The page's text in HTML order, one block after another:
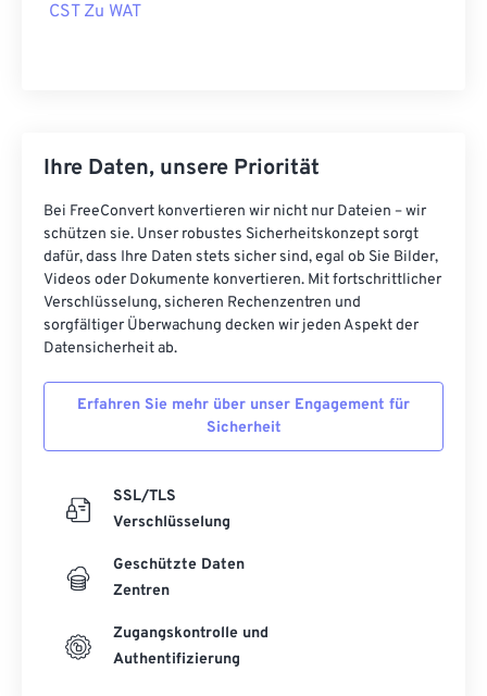
CST Zu WAT
Ihre Daten, unsere Priorität
Bei FreeConvert konvertieren wir nicht nur Dateien – wir
schützen sie. Unser robustes Sicherheitskonzept sorgt
dafür, dass Ihre Daten stets sicher sind, egal ob Sie Bilder,
Videos oder Dokumente konvertieren. Mit fortschrittlicher
Verschlüsselung, sicheren Rechenzentren und
sorgfältiger Überwachung decken wir jeden Aspekt der
Datensicherheit ab.
Erfahren Sie mehr über unser Engagement für
Sicherheit
SSL/TLS
Verschlüsselung
Geschützte Daten
Zentren
Zugangskontrolle und
Authentifizierung